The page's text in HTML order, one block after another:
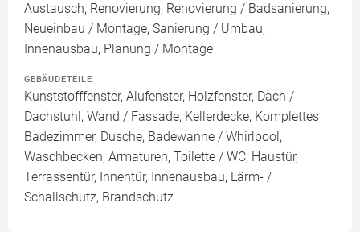
Austausch, Renovierung, Renovierung / Badsanierung,
Neueinbau / Montage, Sanierung / Umbau,
Innenausbau, Planung / Montage
GEBÄUDETEILE
Kunststofffenster, Alufenster, Holzfenster, Dach /
Dachstuhl, Wand / Fassade, Kellerdecke, Komplettes
Badezimmer, Dusche, Badewanne / Whirlpool,
Waschbecken, Armaturen, Toilette / WC, Haustür,
Terrassentür, Innentür, Innenausbau, Lärm- /
Schallschutz, Brandschutz